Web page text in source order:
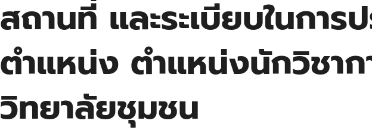
สถานที่ และระเบียบในการ
ตำแหน่ง ตำแหน่งนักวิชา
วิทยาลัยชุมชน